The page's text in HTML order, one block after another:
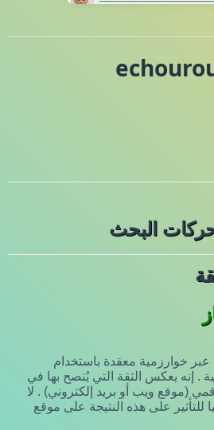
البحث
خوارزمية معقدة باستخدام
. إنه يعكس الثقة التي يُنصح بها في
(موقع ويب أو بريد إلكتروني) . لا
للتأثير على هذه النتيجة على موقع